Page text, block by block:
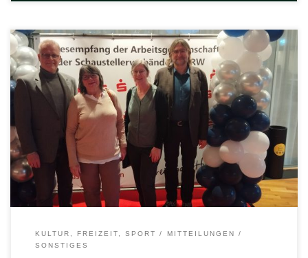
Jedes Jahr lädt die Arbeitsgemeinschaft der
Schaustellerverbände in Nordrhein-Westfalen zur Kirmes-
Jahresauftaktveranstaltung ein. Diesmal war Bonn mit
seiner Beethovenhalle der Austragungsort und die UWV
Euskirchen folgte gerne mit einer Abordnung der
freundlichen Einladung. Im festlichen Rahmen (Einmarsch
sämtlicher vertretener Verbände mit stimmungsvoller
Begleitung einer Bergmannskapelle aus dem Ruhrgebiet)
und mit interessanten […]
KULTUR, FREIZEIT, SPORT
MITTEILUNGEN
SONSTIGES